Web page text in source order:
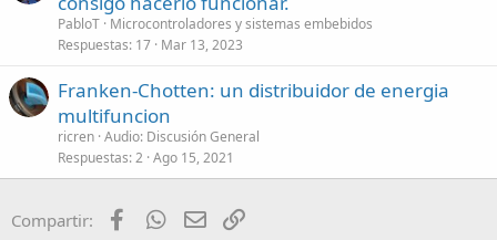
PabloT Microcontroladores y sistemas embebidos
Respuestas 17 Mar 13, 2023
Franken-Chotten: un distribuidor de energia
multifuncion
ricren Audio: Discusión General
Respuestas 2 Ago 15, 2021
Compartir: FacebookWhatsApp
Email